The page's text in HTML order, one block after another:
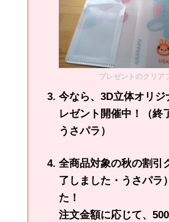
プレゼントのクリア
今なら、3D立体オリジ
レゼント開催中！（終
うさパラ）
全商品対象の秋の割引
了しました・うさパラ
た！
注文金額に応じて、